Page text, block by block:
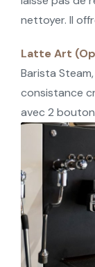
nettoyer. Il
Latte Art
Barista
consistance
avec 2